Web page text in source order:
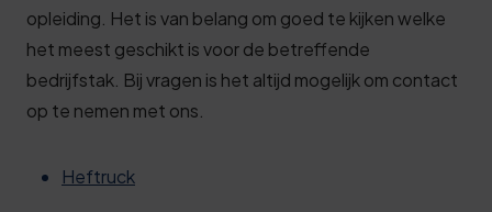
opleiding. Het is van belang om goed te kijken welke
het meest geschikt is voor de betreffende
bedrijfstak. Bij vragen is het altijd mogelijk om contact
op te nemen met ons.
Heftruck